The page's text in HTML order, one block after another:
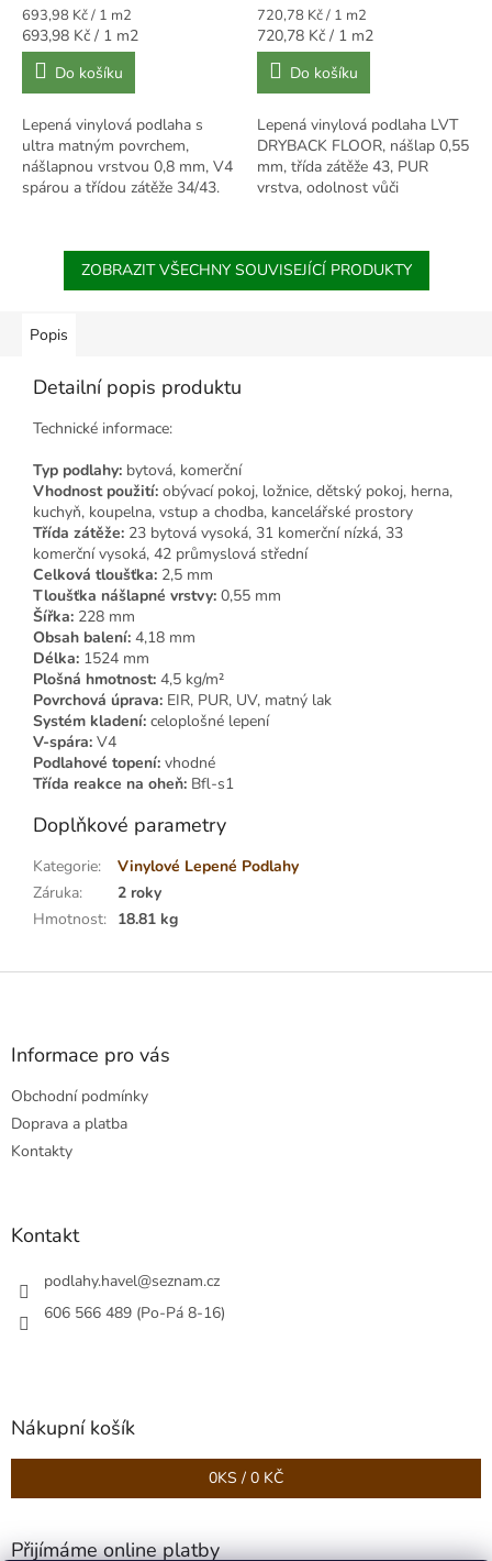
Měrná
cena:
693,98 Kč / 1 m2
Měrná
cena:
693,98 Kč / 1 m2
Do košíku
Lepená vinylová podlaha s
ultra matným povrchem,
nášlapnou vrstvou 0,8 mm, V4
spárou a třídou zátěže 34/43.
Měrná
cena:
720,78 Kč / 1 m2
Měrná
cena:
720,78 Kč / 1 m2
Do košíku
Lepená vinylová podlaha LVT
DRYBACK FLOOR, nášlap 0,55
mm, třída zátěže 43, PUR
vrstva, odolnost vůči
podlahové vytápění.
ZOBRAZIT VŠECHNY SOUVISEJÍCÍ PRODUKTY
Popis
Detailní popis produktu
Technické informace:
Typ podlahy: bytová, komerční
Vhodnost použití: obývací pokoj, ložnice, dětský pokoj, herna,
kuchyň, koupelna, vstup a chodba, kancelářské prostory
Třída zátěže: 23 bytová vysoká, 31 komerční nízká, 33
komerční vysoká, 42 průmyslová střední
Celková tloušťka: 2,5 mm
Tloušťka nášlapné vrstvy: 0,55 mm
Šířka: 228 mm
Obsah balení: 4,18 mm
Délka: 1524 mm
Plošná hmotnost: 4,5 kg/m²
Povrchová úprava: EIR, PUR, UV, matný lak
Systém kladení: celoplošné lepení
V-spára: V4
Podlahové topení: vhodné
Třída reakce na oheň: Bfl-s1
Doplňkové parametry
Kategorie:
Vinylové Lepené Podlahy
Záruka:
2 roky
Hmotnost: 18.81 kg
Z
Informace pro vás
Obchodní podmínky
Doprava a platba
Kontakty
Kontakt
podlahy.havel@seznam.cz
606 566 489 (Po-Pá 8-16)
Nákupní košík
0KS / 0 KČ
Přijímáme online platby